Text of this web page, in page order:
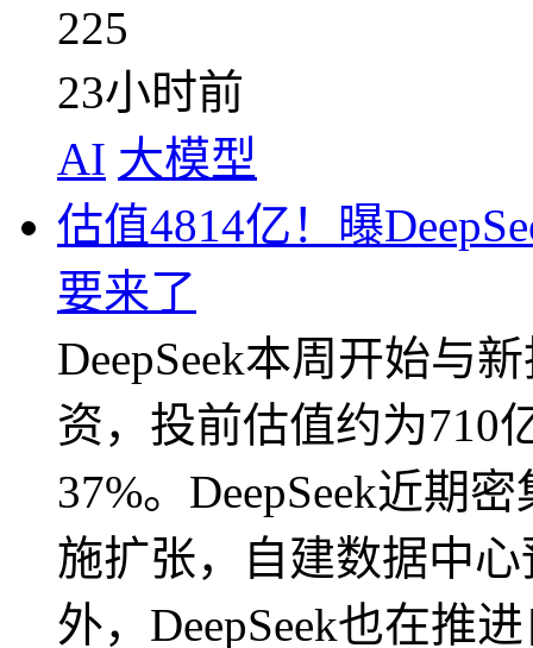
225
23小时前
AI 大模型
估值4814亿！曝
要来了
DeepSeek本周开始与
资，投前估值约为710
37%。DeepSeek近期
施扩张，自建数据中
外，DeepSeek也在推